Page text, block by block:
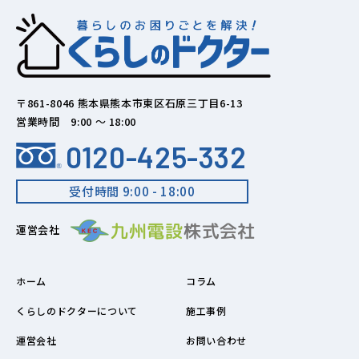
〒861-8046 熊本県熊本市東区石原三丁目6-13
営業時間 9:00 ～ 18:00
0120-425-332
受付時間 9:00 - 18:00
運営会社
ホーム
くらしのドクターについて
運営会社
コラム
施工事例
お問い合わせ